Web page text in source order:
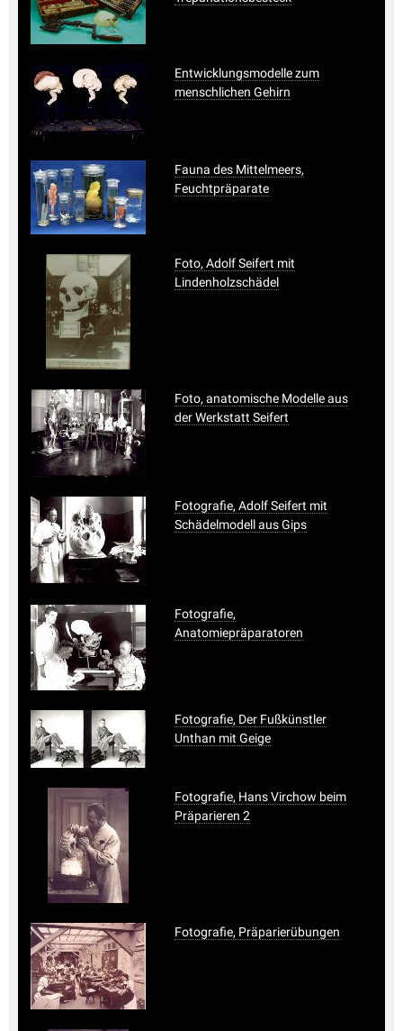
Entwicklungsmodelle zum
menschlichen Gehirn
Fauna des Mittelmeers,
Feuchtpräparate
Foto, Adolf Seifert mit
Lindenholzschädel
Foto, anatomische Modelle aus
der Werkstatt Seifert
Fotografie, Adolf Seifert mit
Schädelmodell aus Gips
Fotografie,
Anatomiepräparatoren
Fotografie, Der Fußkünstler
Unthan mit Geige
Fotografie, Hans Virchow beim
Präparieren 2
Fotografie, Präparierübungen